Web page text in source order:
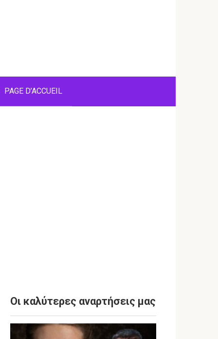
PAGE D’ACCUEIL
Οι καλύτερες αναρτήσεις μας